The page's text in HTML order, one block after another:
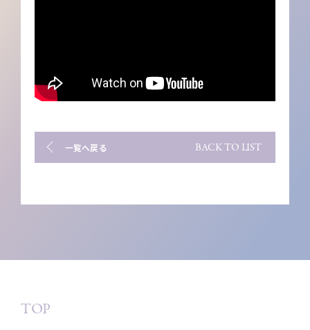
一覧へ戻る BACK TO LIST
TOP